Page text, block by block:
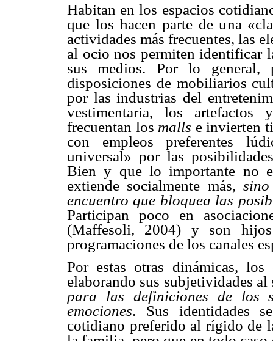
Habitan en los espacios
que los hacen parte de una
actividades más frecuentes, las
al ocio nos permiten identificar
sus medios. Por lo general,
disposiciones de mobiliarios
por las industrias del
vestimentaria, los
frecuentan los malls e invierten
con empleos preferentes
universal» por las
Bien y que lo importante no
extiende socialmente más,
encuentro que bloquea las
Participan poco en
(Maffesoli, 2004) y son
programaciones de los canales
Por estas otras dinámicas,
elaborando sus subjetividades al
para las definiciones de los
emociones. Sus identidades
cotidiano preferido al rígido de